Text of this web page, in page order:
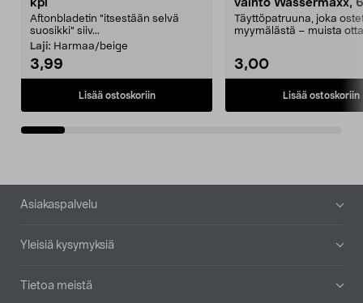
kpl
Aftonbladetin "itsestään selvä
suosikki" siiv...
Laji: Harmaa/beige
3,99
Lisää ostoskoriin
vaihto Wassermaxx,
Täyttöpatruuna, joka
myymälästä – muista
3,00
Lisää ostoskoriin
Alatunniste
Asiakaspalvelu
Yleisiä kysymyksiä
Tietoa meistä